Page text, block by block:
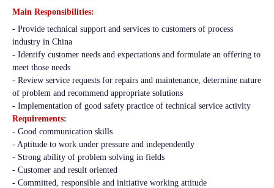
Main Responsibilities:
- Provide technical support and services to customers of process
industry in China
- Identify customer needs and expectations and formulate an offering to
meet those needs
- Review service requests for repairs and maintenance, determine nature
of problem and recommend appropriate solutions
- Implementation of good safety practice of technical service activity
Requirements:
- Good communication skills
- Aptitude to work under pressure and independently
- Strong ability of problem solving in fields
- Customer and result oriented
- Committed, responsible and initiative working attitude